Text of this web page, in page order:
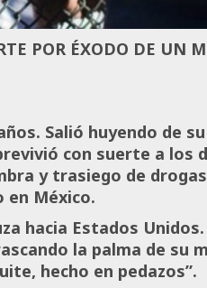
POR ÉXODO DE UN
Salió huyendo de
con suerte a los
y trasiego de
en México.
hacia Estados
la palma de su
hecho en pedazos”.